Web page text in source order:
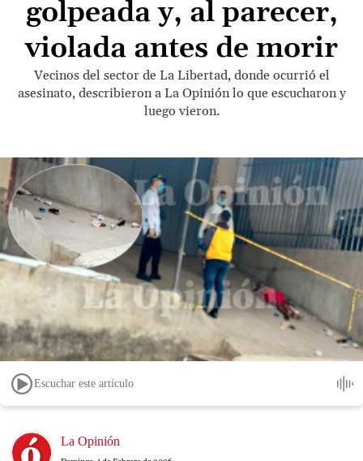
golpeada y, al parecer,
violada antes de morir
Vecinos del sector de La Libertad, donde ocurrió el
asesinato, describieron a La Opinión lo que escucharon y
luego vieron.
Escuchar este artículo
Image La Opinión